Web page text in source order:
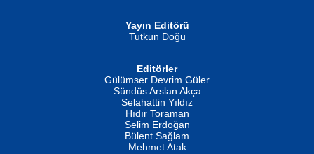
İSMAİL OKUTAN
Erkeklerin Kahrolması Ne Demektir
Evvel Zaman Tanrıçası...
Yayın Editörü
Tutkun Doğu
Editörler
Gülümser Devrim Güler
Sündüs Arslan Akça
Selahattin Yıldız
Hıdır Toraman
Selim Erdoğan
Bülent Sağlam
Mehmet Atak